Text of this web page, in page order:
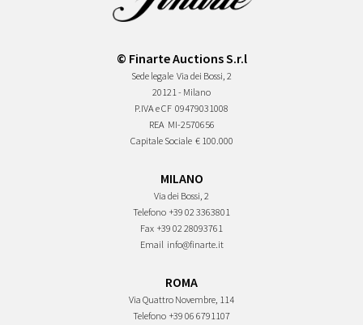
© Finarte Auctions S.r.l
Sede legale Via dei Bossi, 2
20121 - Milano
P.IVA e CF 09479031008
REA MI-2570656
Capitale Sociale € 100.000
MILANO
Via dei Bossi, 2
Telefono +39 02 3363801
Fax +39 02 28093761
Email info@finarte.it
ROMA
Via Quattro Novembre, 114
Telefono +39 06 6791107